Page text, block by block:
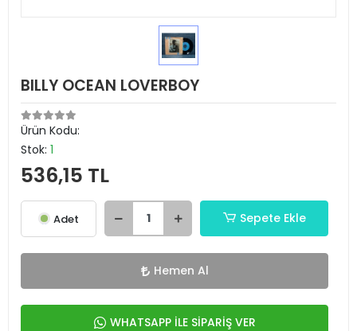
BILLY OCEAN LOVERBOY
Ürün Kodu:
Stok: 1
536,15 TL
Adet Sepete Ekle
Hemen Al
WHATSAPP İLE SİPARİŞ VER